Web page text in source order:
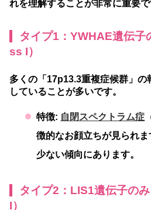
れを理解することが非常に重要で
タイプ1：YWHAE遺伝子
ss I）
多くの「17p13.3重複症候群」の
していることが多いです。
特徴: 自閉スペクトラム症
徴的なお顔立ちが見られ
少ない傾向にあります。
タイプ2：LIS1遺伝子の
I）